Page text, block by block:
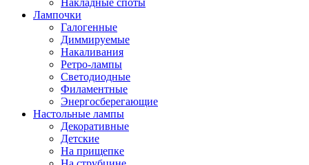
Накладные споты
Лампочки
Галогенные
Диммируемые
Накаливания
Ретро-лампы
Светодиодные
Филаментные
Энергосберегающие
Настольные лампы
Декоративные
Детские
На прищепке